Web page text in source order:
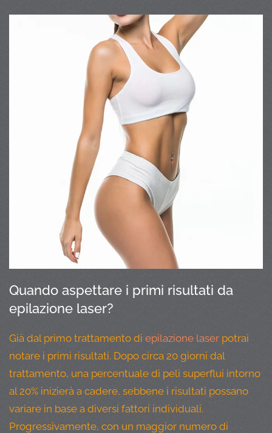
Quando aspettare i primi risultati da
epilazione laser?
Già dal primo trattamento di epilazione laser potrai
notare i primi risultati. Dopo circa 20 giorni dal
trattamento, una percentuale di peli superflui intorno
al 20% inizierà a cadere, sebbene i risultati possano
variare in base a diversi fattori individuali.
Progressivamente, con un maggior numero di